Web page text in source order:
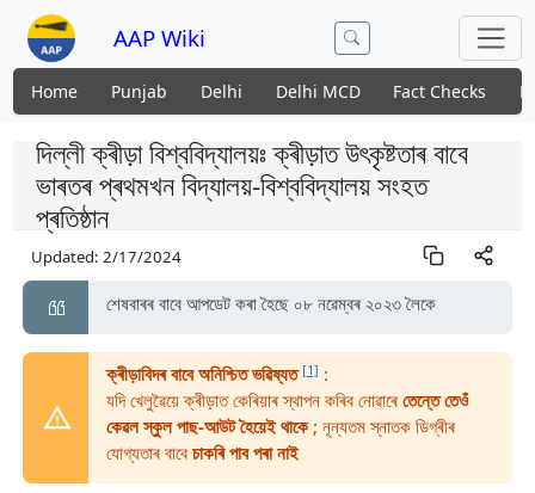
AAP Wiki
Home Punjab Delhi Delhi MCD Fact Checks
দিল্লী ক্ৰীড়া বিশ্ববিদ্যালয়ঃ ক্ৰীড়াত উৎকৃষ্টতাৰ বাবে
ভাৰতৰ প্ৰথমখন বিদ্যালয়-বিশ্ববিদ্যালয় সংহত
প্ৰতিষ্ঠান
Updated:2/17/2024
শেষবাৰৰ বাবে আপডেট কৰা হৈছে ০৮ নৱেম্বৰ ২০২৩ লৈকে
ক্ৰীড়াবিদৰ বাবে অনিশ্চিত ভৱিষ্যত [1] :
যদি খেলুৱৈয়ে ক্ৰীড়াত কেৰিয়াৰ স্থাপন কৰিব নোৱাৰে তেন্তে তেওঁ
কেৱল স্কুল পাছ-আউট হৈয়েই থাকে; নূন্যতম স্নাতক ডিগ্ৰীৰ
যোগ্যতাৰ বাবে চাকৰি পাব পৰা নাই